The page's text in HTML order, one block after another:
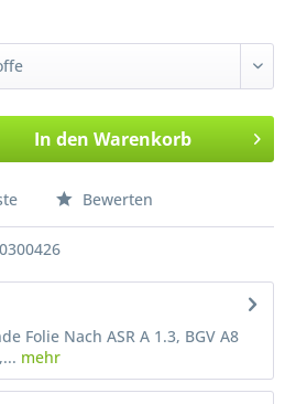
In den Warenkorb
Bewerten
Folie Nach ASR A 1.3, BGV A8
mehr